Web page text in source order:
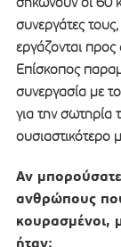
συνεργάτες
εργάζονται
Επίσκοπος
συνεργασία με
για την σωτηρία
ουσιαστικότερο
Αν
ανθρώπους
κουρασμένοι,
ήταν;